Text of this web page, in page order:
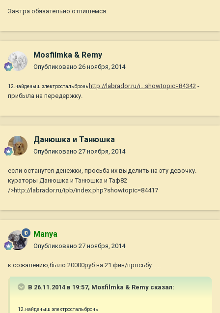
Завтра обязательно отпишемся.
Mosfilmka & Remy
Опубликовано 26 ноября, 2014
12.найденыш электросталь бронь http://labrador.ru/i...showtopic=84342 -
прибыла на передержку.
Данюшка и Танюшка
Опубликовано 27 ноября, 2014
если останутся денежки, просьба их выделить на эту девочку.
кураторы Данюшка и Танюшка и Таф82
/>http://labrador.ru/ipb/index.php?showtopic=84417
Manya
Опубликовано 27 ноября, 2014
к сожалению,было 20000руб на 21 фин/просьбу......
В 26.11.2014 в 19:57, Mosfilmka & Remy сказал:
12.найденыш электросталь бронь